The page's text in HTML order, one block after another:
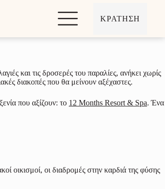
ΚΡΑΤΗΣΗ
και τις δροσερές του παραλίες, ανήκει χωρίς
διακοπές που θα μείνουν αξέχαστες.
που αξίζουν: το 12 Months Resort & Spa. Ένα
οικισμοί, οι διαδρομές στην καρδιά της φύσης